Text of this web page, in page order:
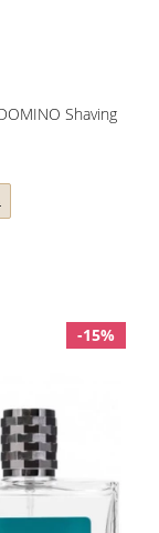
Shaving
-15%